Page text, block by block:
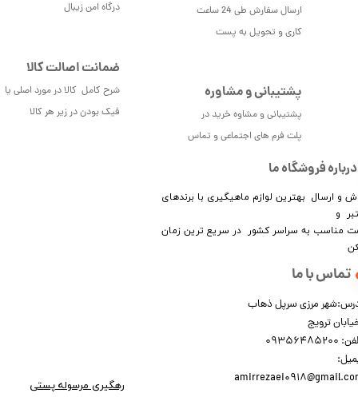
ارسال سفارش طی 24 ساعت
کاری و تحویل به پست
درباره فروشگاه ما
و ارسال بهترین لوازم ماهیگیری با برندهای
و
مناسب به سراسر کشور در سریع ترین زمان
تماس با ما
مرزی سرپل ذهاب
ترویج
درگاه امن زیبال
پشتیبانی و مشاوره
پشتیبانی و مشاوه خرید در
پلت فرم های اجتماعی و تماس
ضمانت اصالت کالا
شرح کامل کالا در مورد اصلی یا
فیک بودن در زیر هر کالا
رهگیری مرسوله پستی​​​​​​​